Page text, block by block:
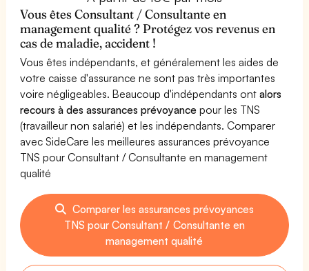
Vous êtes Consultant / Consultante en
management qualité ? Protégez vos revenus en
cas de maladie, accident !
Vous êtes indépendants, et généralement les aides de
votre caisse d'assurance ne sont pas très importantes
voire négligeables. Beaucoup d'indépendants ontalors
recours à des assurances prévoyance pour les TNS
(travailleur non salarié) et les indépendants. Comparer
avec SideCare les meilleures assurances prévoyance
TNS pour Consultant / Consultante en management
qualité
Comparer les assurances prévoyances
TNS pour Consultant / Consultante en
management qualité